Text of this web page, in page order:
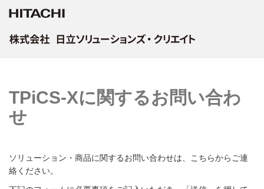
TPiCS-Xに関するお問い合わ
せ
ソリューション・商品に関するお問い合わせは、こちらからご連
絡ください。